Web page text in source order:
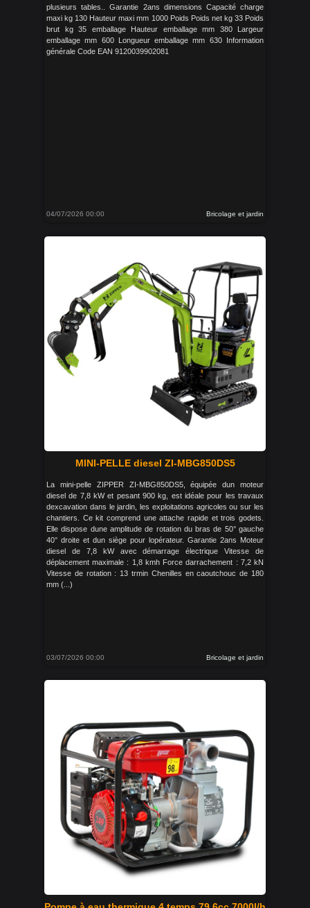
plusieurs tables.. Garantie 2ans dimensions Capacité charge
maxi kg 130 Hauteur maxi mm 1000 Poids Poids net kg 33 Poids
brut kg 35 emballage Hauteur emballage mm 380 Largeur
emballage mm 600 Longueur emballage mm 630 Information
générale Code EAN 9120039902081
04/07/2026 00:00 Bricolage et jardin
MINI-PELLE diesel ZI-MBG850DS5
La mini-pelle ZIPPER ZI-MBG850DS5, équipée dun moteur
diesel de 7,8 kW et pesant 900 kg, est idéale pour les travaux
dexcavation dans le jardin, les exploitations agricoles ou sur les
chantiers. Ce kit comprend une attache rapide et trois godets.
Elle dispose dune amplitude de rotation du bras de 50° gauche
40° droite et dun siège pour lopérateur. Garantie 2ans Moteur
diesel de 7,8 kW avec démarrage électrique Vitesse de
déplacement maximale : 1,8 kmh Force darrachement : 7,2 kN
Vitesse de rotation : 13 trmin Chenilles en caoutchouc de 180
mm (...)
03/07/2026 00:00 Bricolage et jardin